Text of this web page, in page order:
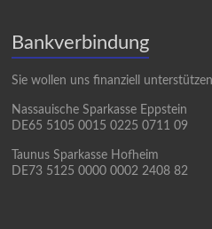
Bankverbindung
Sie wollen uns finanziell
Nassauische Sparkasse Eppstein
DE65 5105 0015 0225 0711 09
Taunus Sparkasse Hofheim
DE73 5125 0000 0002 2408 82